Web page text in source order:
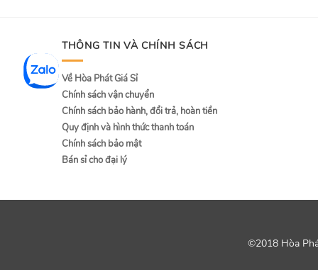
THÔNG TIN VÀ CHÍNH SÁCH
Về Hòa Phát Giá Sỉ
Chính sách vận chuyển
Chính sách bảo hành, đổi trả, hoàn tiền
Quy định và hình thức thanh toán
Chính sách bảo mật
Bán sỉ cho đại lý
©2018 Hòa